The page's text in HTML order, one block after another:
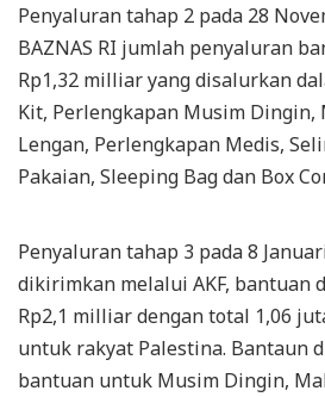
Penyaluran tahap 2 pada 28
BAZNAS RI jumlah penyaluran
Rp1,32 milliar yang disalurkan
Kit, Perlengkapan Musim Dingin,
Lengan, Perlengkapan Medis,
Pakaian, Sleeping Bag dan Box
Penyaluran tahap 3 pada 8
dikirimkan melalui AKF, bantuan
Rp2,1 milliar dengan total 1,06
untuk rakyat Palestina. Bantaun
bantuan untuk Musim Dingin,